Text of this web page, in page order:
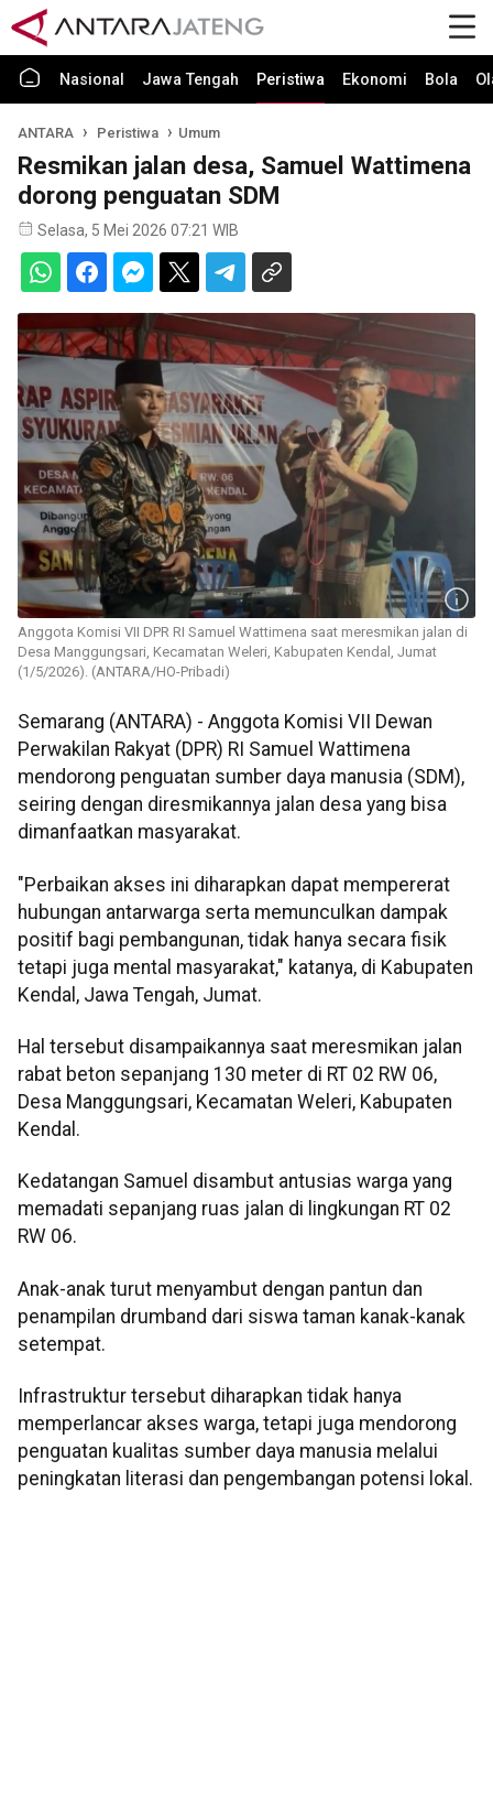
Nasional Jawa Tengah Peristiwa Ekonomi Bola
ANTARA Peristiwa Umum
Resmikan jalan desa, Samuel Wattimena
dorong penguatan SDM
Selasa, 5 Mei 2026 07:21 WIB
Anggota Komisi VII DPR RI Samuel Wattimena saat meresmikan jalan di
Desa Manggungsari, Kecamatan Weleri, Kabupaten Kendal, Jumat
(1/5/2026). (ANTARA/HO-Pribadi)
Semarang (ANTARA) - Anggota Komisi VII Dewan
Perwakilan Rakyat (DPR) RI Samuel Wattimena
mendorong penguatan sumber daya manusia (SDM),
seiring dengan diresmikannya jalan desa yang bisa
dimanfaatkan masyarakat.
"Perbaikan akses ini diharapkan dapat mempererat
hubungan antarwarga serta memunculkan dampak
positif bagi pembangunan, tidak hanya secara fisik
tetapi juga mental masyarakat," katanya, di Kabupaten
Kendal, Jawa Tengah, Jumat.
Hal tersebut disampaikannya saat meresmikan jalan
rabat beton sepanjang 130 meter di RT 02 RW 06,
Desa Manggungsari, Kecamatan Weleri, Kabupaten
Kendal.
Kedatangan Samuel disambut antusias warga yang
memadati sepanjang ruas jalan di lingkungan RT 02
RW 06.
Anak-anak turut menyambut dengan pantun dan
penampilan drumband dari siswa taman kanak-kanak
setempat.
Infrastruktur tersebut diharapkan tidak hanya
memperlancar akses warga, tetapi juga mendorong
penguatan kualitas sumber daya manusia melalui
peningkatan literasi dan pengembangan potensi lokal.